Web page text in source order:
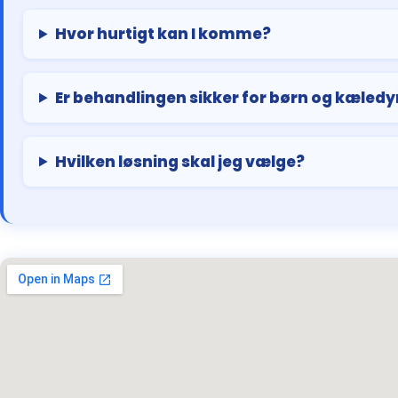
Hvor hurtigt kan I komme?
Er behandlingen sikker for børn og
Hvilken løsning skal jeg vælge?